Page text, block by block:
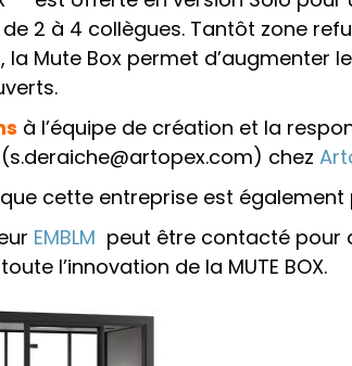
2 à 4 collègues. Tantôt zone
la Mute Box permet d’augmenter
à l’équipe de création et la
(s.deraiche@artopex.com) chez
cette entreprise est
EMBLM peut être contacté pour
l’innovation de la MUTE BOX.